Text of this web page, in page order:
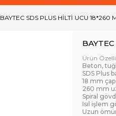
BAYTEC SDS PLUS HİLTİ UCU 18*260
Ürün
Beton,
SDS Plus
18 mm
260 mm
Spiral
Isıl işlem
Uzun